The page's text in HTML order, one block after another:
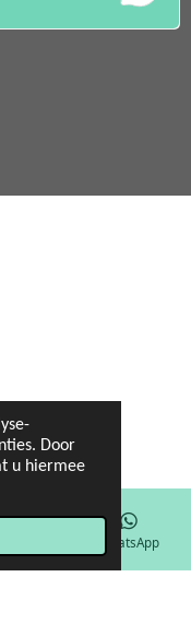
Door
u hiermee
WhatsApp